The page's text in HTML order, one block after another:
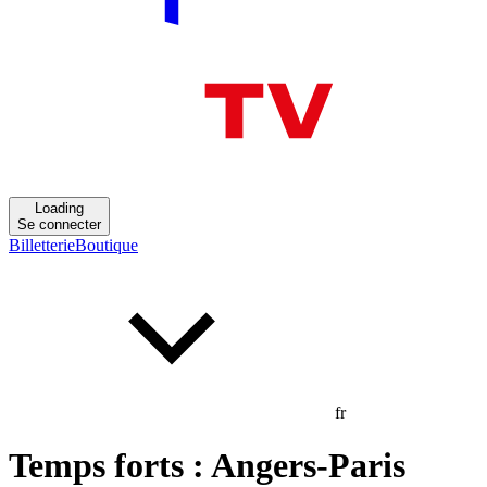
Loading
Se connecter
BilletterieBoutique
fr
Temps forts : Angers-Paris